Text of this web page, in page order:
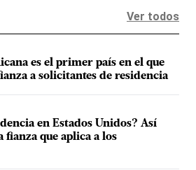
Ver todos
es el primer país en el que
a solicitantes de residencia
en Estados Unidos? Así
fianza que aplica a los